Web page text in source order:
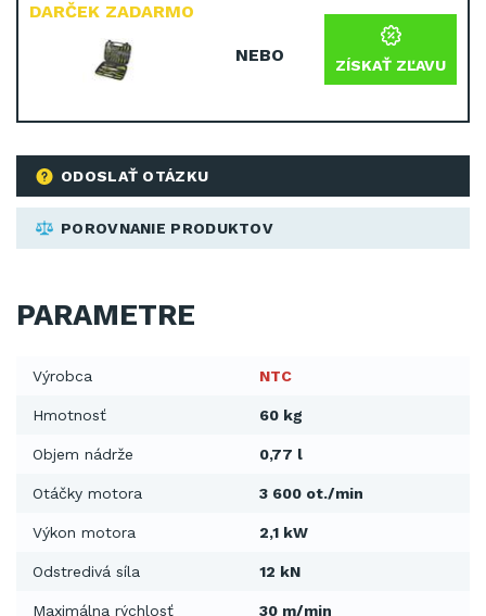
ODOSLAŤ OTÁZKU
POROVNANIE PRODUKTOV
DARČEK ZADARMO
NEBO ZÍSKAŤ ZĽAVU
PARAMETRE
Výrobca NTC
Hmotnosť 60 kg
Objem nádrže 0,77 l
Otáčky motora 3 600 ot./min
Výkon motora 2,1 kW
Odstredivá síla 12 kN
Maximálna rýchlosť 30 m/min